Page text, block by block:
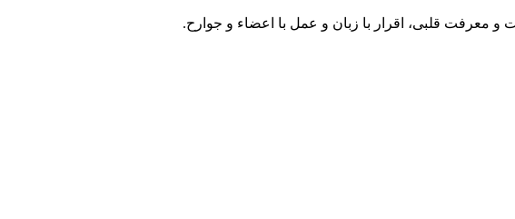
معرفت قلبی، اقرار با زبان و عمل با اعضاء و جوارح.